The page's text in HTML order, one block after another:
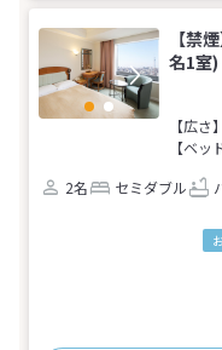
【禁
名1室)
【広
【ベ
2名
セミダブル